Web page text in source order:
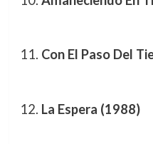
Con El Paso Del
La Espera (1988)